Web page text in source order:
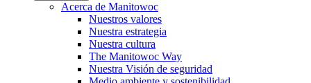
Acerca de Manitowoc
Nuestros valores
Nuestra estrategia
Nuestra cultura
The Manitowoc Way
Nuestra Visión de seguridad